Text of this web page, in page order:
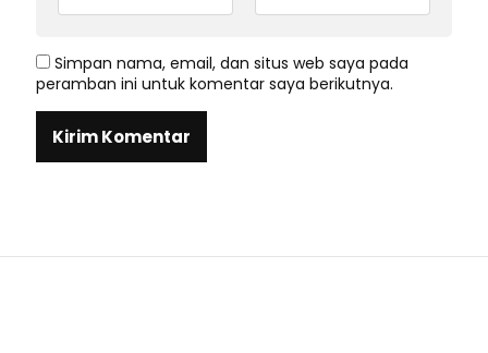
Simpan nama, email, dan situs web saya pada
peramban ini untuk komentar saya berikutnya.